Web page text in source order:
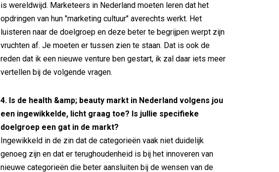
is wereldwijd. Marketeers in Nederland moeten leren dat het
opdringen van hun "marketing cultuur" averechts werkt. Het
luisteren naar de doelgroep en deze beter te begrijpen werpt zijn
vruchten af. Je moeten er tussen zien te staan. Dat is ook de
reden dat ik een nieuwe venture ben gestart, ik zal daar iets meer
vertellen bij de volgende vragen.
4. Is de health &amp; beauty markt in Nederland volgens jou
een ingewikkelde, licht graag toe? Is jullie specifieke
doelgroep een gat in de markt?
Ingewikkeld in de zin dat de categorieën vaak niet duidelijk
genoeg zijn en dat er terughoudenheid is bij het innoveren van
nieuwe categorieën die beter aansluiten bij de wensen van de